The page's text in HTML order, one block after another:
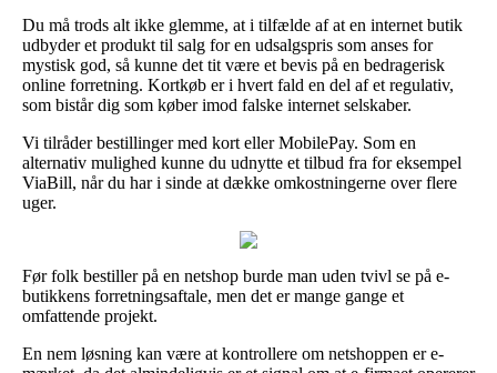
Du må trods alt ikke glemme, at i tilfælde af at en internet butik
udbyder et produkt til salg for en udsalgspris som anses for
mystisk god, så kunne det tit være et bevis på en bedragerisk
online forretning. Kortkøb er i hvert fald en del af et regulativ,
som bistår dig som køber imod falske internet selskaber.
Vi tilråder bestillinger med kort eller MobilePay. Som en
alternativ mulighed kunne du udnytte et tilbud fra for eksempel
ViaBill, når du har i sinde at dække omkostningerne over flere
uger.
Før folk bestiller på en netshop burde man uden tvivl se på e-
butikkens forretningsaftale, men det er mange gange et
omfattende projekt.
En nem løsning kan være at kontrollere om netshoppen er e-